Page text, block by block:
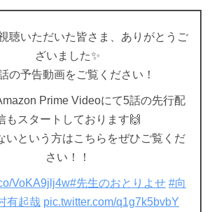
聴いただいた皆さま、ありがとうご
ざいました✨
の予告動画をご覧ください！
Prime Videoにて5話の先行配
もスタートしております🙌
いという方はこちらをぜひご覧くだ
さい！！
VoKA9jlj4w#先生のおとりよせ #向
有起哉 pic.twitter.com/q1g7k5bvbY